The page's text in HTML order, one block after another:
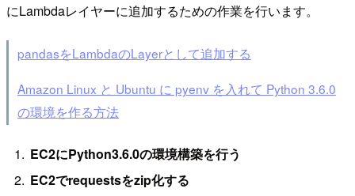
にLambdaレイヤーに追加するための作業を行います。
pandasをLambdaのLayerとして追加する
Amazon Linux と Ubuntu に pyenv を入れて Python 3.6.0
の環境を作る方法
EC2にPython3.6.0の環境構築を行う
EC2でrequestsをzip化する